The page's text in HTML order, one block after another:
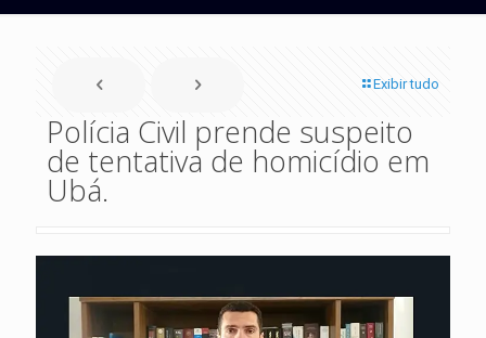
Exibir tudo
Polícia Civil prende suspeito
de tentativa de homicídio em
Ubá.